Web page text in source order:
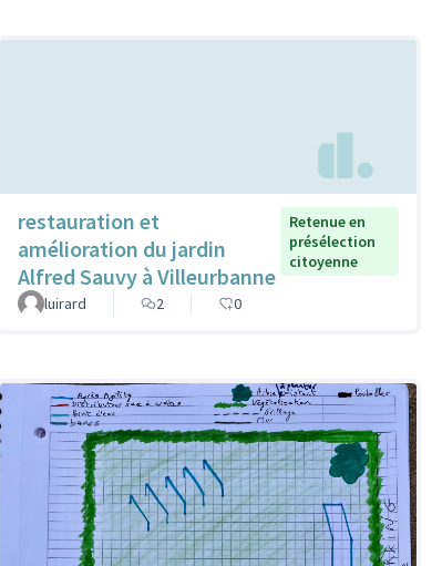
restauration et
amélioration du jardin
Alfred Sauvy à Villeurbanne
Retenue en
présélection
citoyenne
luirard 2 0